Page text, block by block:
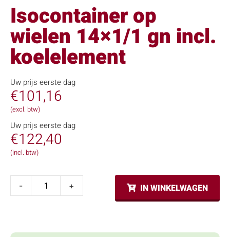
Isocontainer op
wielen 14×1/1 gn incl.
koelelement
Uw prijs eerste dag
€101,16
(excl. btw)
Uw prijs eerste dag
€122,40
(incl. btw)
- + IN WINKELWAGEN